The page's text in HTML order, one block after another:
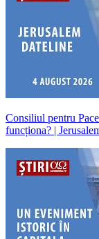
Consiliul pentru
funcționa? |